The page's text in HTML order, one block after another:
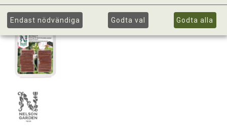
Endast nödvändiga Godta val Godta alla